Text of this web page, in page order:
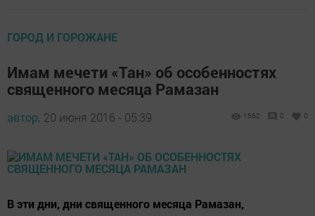
ГОРОД И ГОРОЖАНЕ
Имам мечети «Тан» об особенностях
священного месяца Рамазан
автор, 20 июня 2016 - 05:39 1662 0 0
В эти дни, дни священного месяца Рамазан,